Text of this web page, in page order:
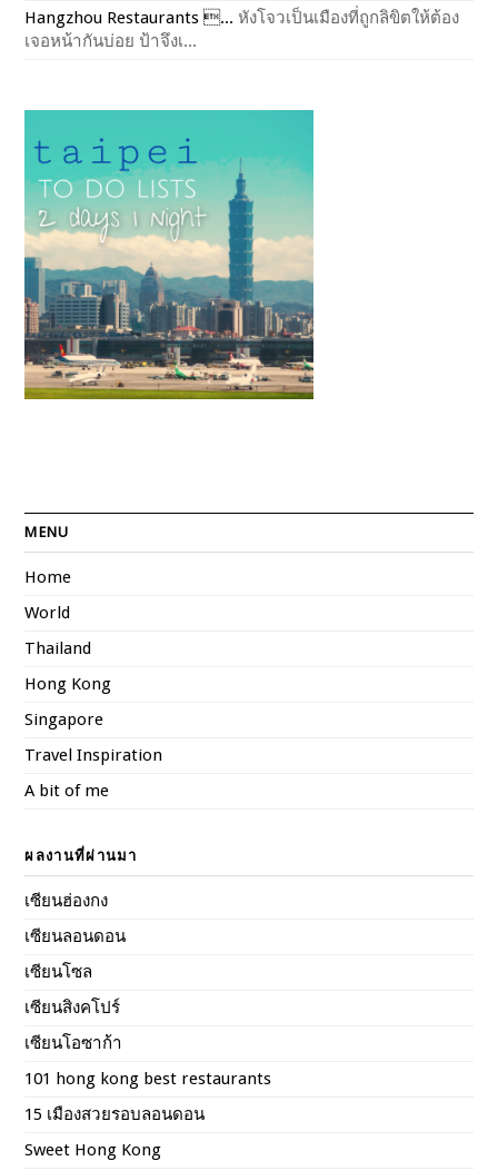
Hangzhou Restaurants ... หังโจวเป็นเมืองที่ถูกลิขิตให้ต้อง
เจอหน้ากันบ่อย ป้าจึงเ...
MENU
Home
World
Thailand
Hong Kong
Singapore
Travel Inspiration
A bit of me
ผลงานที่ผ่านมา
เซียนฮ่องกง
เซียนลอนดอน
เซียนโซล
เซียนสิงคโปร์
เซียนโอซาก้า
101 hong kong best restaurants
15 เมืองสวยรอบลอนดอน
Sweet Hong Kong